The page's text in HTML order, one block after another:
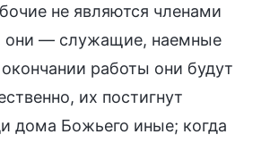
не являются членами
они — служащие, наемные
работы они будут
их постигнут
дома Божьего иные; когда